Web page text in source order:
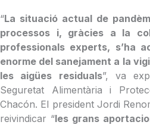
“La situació actual de
processos i, gràcies a la
professionals experts, s’ha
enorme del sanejament a la
les aigües residuals”, va
Seguretat Alimentària i
Chacón. El president Jordi
reivindicar “les grans